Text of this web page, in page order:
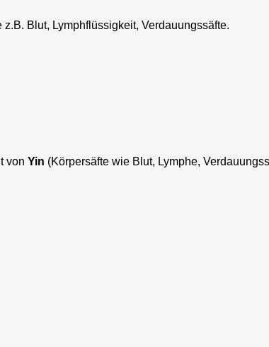
Blut, Lymphflüssigkeit, Verdauungssäfte.
von Yin (Körpersäfte wie Blut, Lymphe,